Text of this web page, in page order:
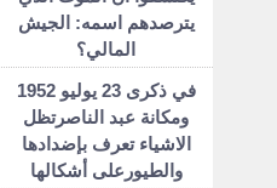
يترصدهم اسمه: الجيش
المالي؟
في ذكرى 23 يوليو 1952
ومكانة عبد الناصرتظل
الاشياء تعرف بإضدادها
والطيورعلى أشكالها